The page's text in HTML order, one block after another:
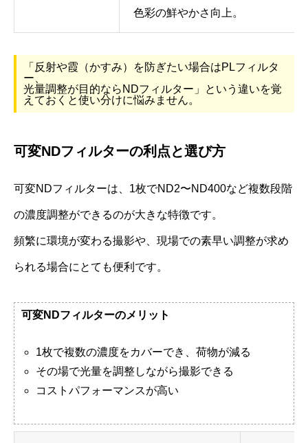
色彩の鮮やかさ向上。
「反射や霞（かすみ）を防ぎたい場合はPLフィルタ
ー、
光量調整が目的ならNDフィルター」という違いを覚
えておくと使い分けに悩みません。
可変NDフィルターの利点と選び方
可変NDフィルターは、1枚でND2〜ND400など複数段階
の濃度調整ができるのが大きな特徴です。
頻繁に環境が変わる撮影や、現場での素早い調整が求め
られる場合にとても便利です。
可変NDフィルターのメリット
1枚で複数の濃度をカバーでき、荷物が減る
その場で光量を調整しながら撮影できる
コストパフォーマンスが高い